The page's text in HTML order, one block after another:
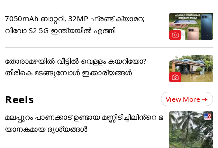
7050mAh ബാറ്ററി, 32MP ഫ്രണ്ട് ക്യാമറ;
വിവോ S2 5G ഇന്ത്യയിൽ എത്തി
തോരാമഴയിൽ വീട്ടിൽ വെള്ളം കയറിയോ?
തിരികെ മടങ്ങുമ്പോൾ ഇക്കാര്യങ്ങൾ
Reels View More
മലപ്പുറം പാണക്കാട് ഉണ്ടായ മണ്ണിടിച്ചിലിൻ്റെ ഭ
യാനകമായ ദൃശ്യങ്ങൾ